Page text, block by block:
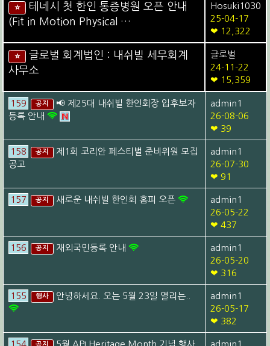
⭐
테네시 첫 한인 통증병원 오픈 안내
(Fit in Motion Physical …
Hosuki1030
25-04-17
❤ 12,322
⭐
글로벌 회계법인 : 내쉬빌 세무회계
사무소
글로벌
24-11-22
❤ 15,359
159 공지
📢 제25대 내쉬빌 한인회장 입후보자
등록 안내
admin1
26-08-06
❤ 39
158 공지
제1회 코리안 페스티벌 준비위원 모집
공고
admin1
26-07-30
❤ 91
157 공지 새로운 내쉬빌 한인회 홈피 오픈
admin1
26-05-22
❤ 437
156 공지 재외국민등록 안내
admin1
26-05-20
❤ 316
155 행사 안녕하세요. 오는 5월 23일 열리는..
admin1
26-05-17
❤ 382
154
5월 API Heritage Month 기념 행사
admin1